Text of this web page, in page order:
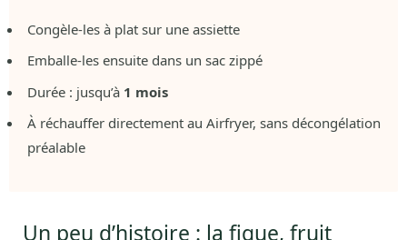
Congèle-les à plat sur une assiette
Emballe-les ensuite dans un sac zippé
Durée : jusqu’à 1 mois
À réchauffer directement au Airfryer, sans décongélation
préalable
Un peu d’histoire : la figue, fruit